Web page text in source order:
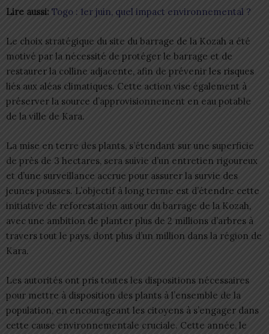
Lire aussi: Togo : 1er juin, quel impact environnemental ?
Le choix stratégique du site du barrage de la Kozah a été
motivé par la nécessité de protéger le barrage et de
restaurer la colline adjacente, afin de prévenir les risques
liés aux aléas climatiques. Cette action vise également à
préserver la source d’approvisionnement en eau potable
de la ville de Kara.
La mise en terre des plants, s’étendant sur une superficie
de près de 3 hectares, sera suivie d’un entretien rigoureux
et d’une surveillance accrue pour assurer la survie des
jeunes pousses. L’objectif à long terme est d’étendre cette
initiative de reforestation autour du barrage de la Kozah,
avec une ambition de planter plus de 2 millions d’arbres à
travers tout le pays, dont plus d’un million dans la région de
Kara.
Les autorités ont pris toutes les dispositions nécessaires
pour mettre à disposition des plants à l’ensemble de la
population, en encourageant les citoyens à s’engager dans
cette cause environnementale cruciale. Cette année, le